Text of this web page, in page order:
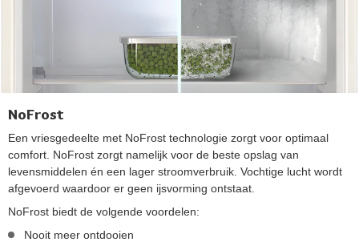
NoFrost
Een vriesgedeelte met NoFrost technologie zorgt voor optimaal
comfort. NoFrost zorgt namelijk voor de beste opslag van
levensmiddelen én een lager stroomverbruik. Vochtige lucht wordt
afgevoerd waardoor er geen ijsvorming ontstaat.
NoFrost biedt de volgende voordelen:
Nooit meer ontdooien